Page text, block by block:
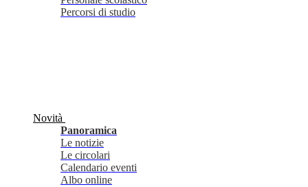
Percorsi di studio
Novità
Panoramica
Le notizie
Le circolari
Calendario eventi
Albo online